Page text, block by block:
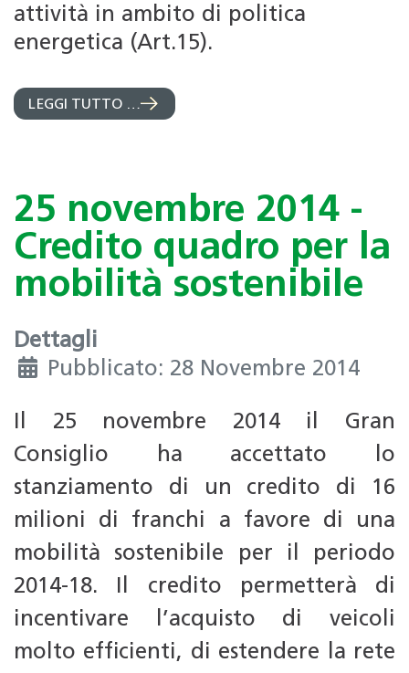
attività in ambito di politica
energetica (Art.15).
LEGGI TUTTO …
25 novembre 2014 -
Credito quadro per la
mobilità sostenibile
Dettagli
Pubblicato: 28 Novembre 2014
Il 25 novembre 2014 il Gran
Consiglio ha accettato lo
stanziamento di un credito di 16
milioni di franchi a favore di una
mobilità sostenibile per il periodo
2014-18. Il credito permetterà di
incentivare l’acquisto di veicoli
molto efficienti, di estendere la rete